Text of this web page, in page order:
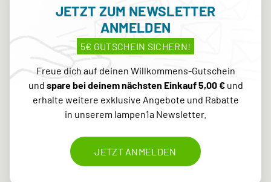
JETZT ZUM NEWSLETTER
ANMELDEN
5€ GUTSCHEIN SICHERN!
Freue dich auf deinen Willkommens-Gutschein
und spare bei deinem nächsten Einkauf 5,00 €und
erhalte weitere exklusive Angebote und Rabatte
in unserem lampen1a Newsletter.
JETZT ANMELDEN